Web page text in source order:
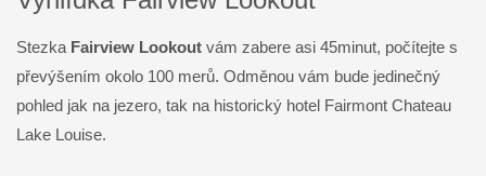
Stezka Fairview Lookout vám zabere asi 45minut, počítejte s
převýšením okolo 100 merů. Odměnou vám bude jedinečný
pohled jak na jezero, tak na historický hotel Fairmont Chateau
Lake Louise.